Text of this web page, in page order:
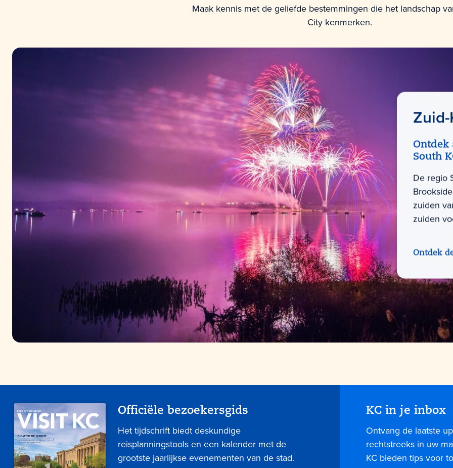
Maak kennis met de geliefde bestemmingen die het landschap
City kenmerken.
Ontdek
South
De regio
zuiden
zuiden
Ontdek
Officiële bezoekersgids
Het tijdschrift biedt deskundige
reisplanningstools en een kalender met de
grootste jaarlijkse evenementen van de stad.
KC in je inbox
Ontvang de laatste
rechtstreeks in uw
KC bieden tips voor